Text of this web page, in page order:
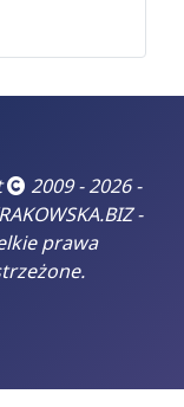
2009 - 2026 -
-
prawa